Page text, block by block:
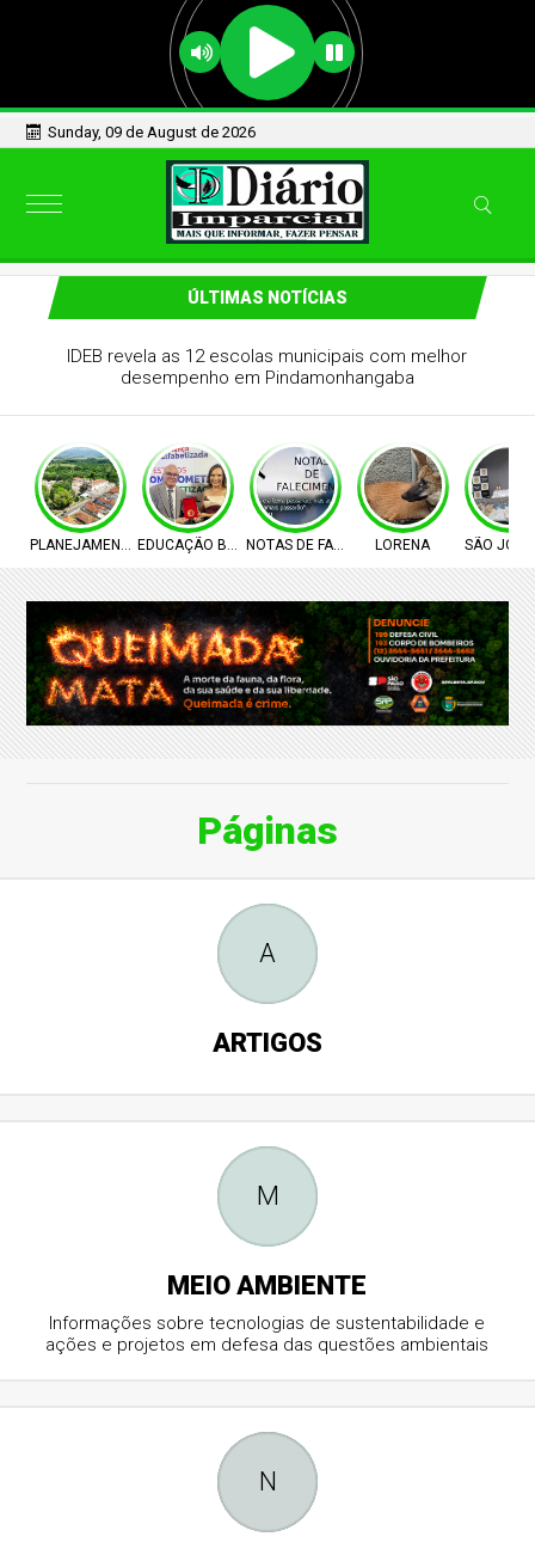
Sunday, 09 de August de 2026
ÚLTIMAS NOTÍCIAS
IDEB revela as 12 escolas municipais com melhor
desempenho em Pindamonhangaba
PLANEJAMENTO URBANOEDUCAÇÃO BÁSICANOTAS DE FALECIMENTO
LORENA SÃO
Páginas
A
ARTIGOS
M
MEIO AMBIENTE
Informações sobre tecnologias de sustentabilidade e
ações e projetos em defesa das questões ambientais
N